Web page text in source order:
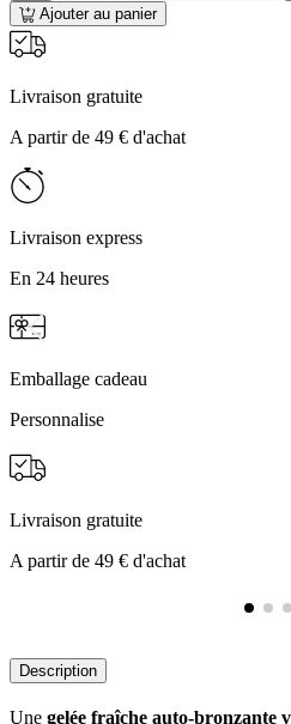
Ajouter au panier
Livraison gratuite
A partir de 49 € d'achat
Livraison express
En 24 heures
Emballage cadeau
Personnalise
Livraison gratuite
A partir de 49 € d'achat
Description
Une gelée fraîche auto-bronzante